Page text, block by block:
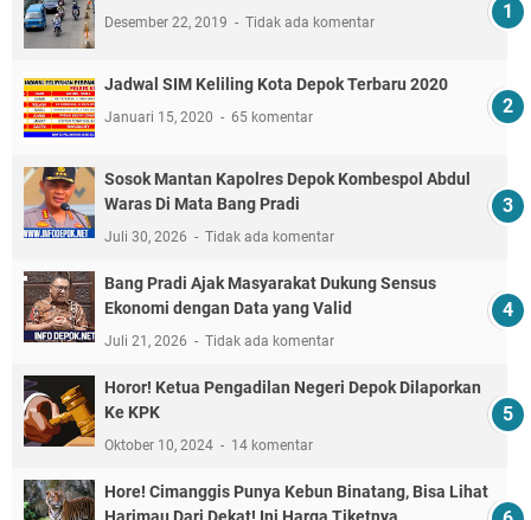
Desember 22, 2019 Tidak ada komentar
Jadwal SIM Keliling Kota Depok Terbaru 2020
Januari 15, 2020 65 komentar
Sosok Mantan Kapolres Depok Kombespol Abdul
Waras Di Mata Bang Pradi
Juli 30, 2026 Tidak ada komentar
Bang Pradi Ajak Masyarakat Dukung Sensus
Ekonomi dengan Data yang Valid
Juli 21, 2026 Tidak ada komentar
Horor! Ketua Pengadilan Negeri Depok Dilaporkan
Ke KPK
Oktober 10, 2024 14 komentar
Hore! Cimanggis Punya Kebun Binatang, Bisa Lihat
Harimau Dari Dekat! Ini Harga Tiketnya